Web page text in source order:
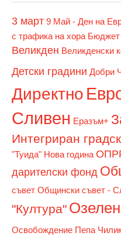
3 март 9 Май - Ден на
с трафика на хора Бюджет
Великден Великденски
Детски градини Добри
Директно
Сливен Еразъм+
Интегриран
"Туида" Нова година
дарителски фонд
съвет Общински съвет -
"Култура"
Освобождение Пепа